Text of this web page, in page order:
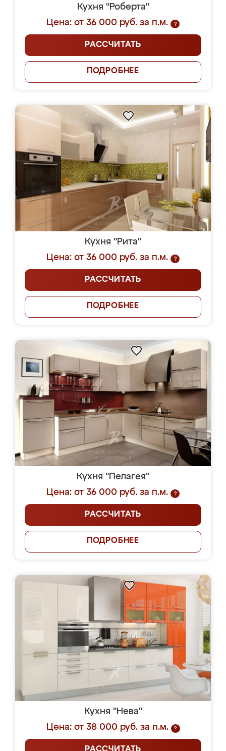
Кухня "Роберта"
Цена: от 36 000 руб. за п.м.
?
РАССЧИТАТЬ
ПОДРОБНЕЕ
Кухня "Рита"
Цена: от 36 000 руб. за п.м.
?
РАССЧИТАТЬ
ПОДРОБНЕЕ
Кухня "Пелагея"
Цена: от 36 000 руб. за п.м.
?
РАССЧИТАТЬ
ПОДРОБНЕЕ
Кухня "Нева"
Цена: от 38 000 руб. за п.м.
?